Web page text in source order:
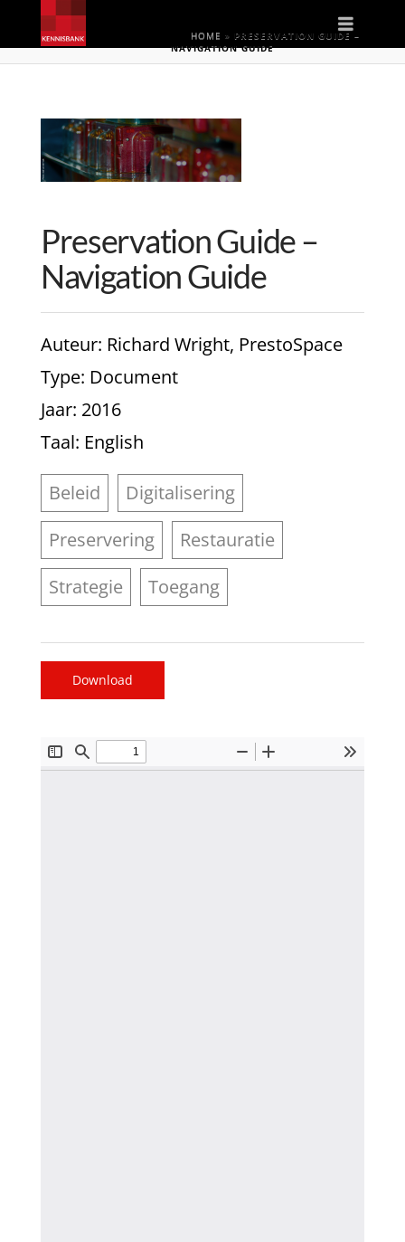
HOME » PRESERVATION GUIDE –
NAVIGATION GUIDE
Preservation Guide –
Navigation Guide
Auteur: Richard Wright, PrestoSpace
Type: Document
Jaar: 2016
Taal: English
Beleid
Digitalisering
Preservering
Restauratie
Strategie
Toegang
Download